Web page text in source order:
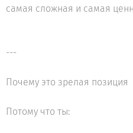
самая сложная и самая
---
Почему это зрелая позиция
Потому что ты: